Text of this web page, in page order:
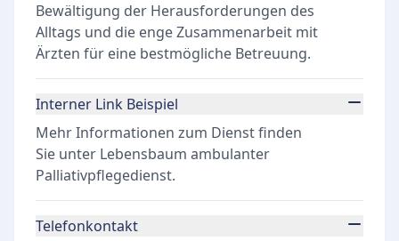
Bewältigung der Herausforderungen des
Alltags und die enge Zusammenarbeit mit
Ärzten für eine bestmögliche Betreuung.
Interner Link Beispiel
Mehr Informationen zum Dienst finden
Sie unter Lebensbaum ambulanter
Palliativpflegedienst.
Telefonkontakt